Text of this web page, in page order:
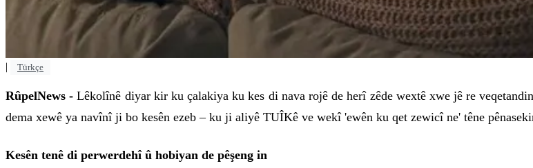
| Türkçe
RûpelNews - Lêkolînê diyar kir ku çalakiya ku kes di nava rojê de herî zêde wextê xwe jê re
dema xewê ya navînî ji bo kesên ezeb – ku ji aliyê TUÎKê ve wekî 'ewên ku qet zewicî ne' têne
Kesên tenê di perwerdehî û hobiyan de pêşeng in